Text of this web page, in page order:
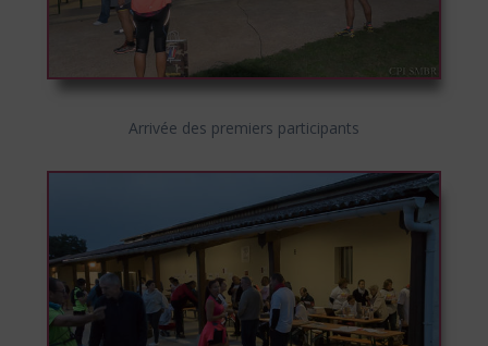
Arrivée des premiers participants